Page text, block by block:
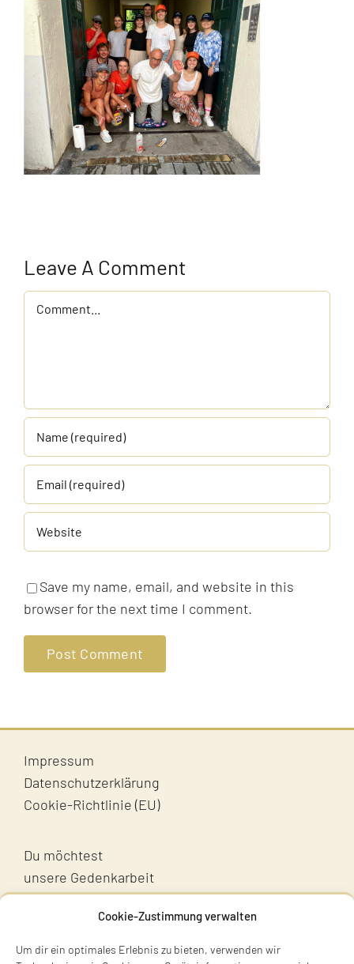
Cookie-Zustimmung verwalten
Um dir ein optimales Erlebnis zu bieten, verwenden wir
Stolpersteine
in
Munich
–
GSK
volunteers
and
the
June
18,
2024
Leave A Comment
Comment
Save my name, email, and website in this
browser for the next time I comment.
Impressum
Datenschutzerklärung
Cookie-Richtlinie (EU)
Du möchtest
unsere Gedenkarbeit
unterstützen?
Unterstütz uns!